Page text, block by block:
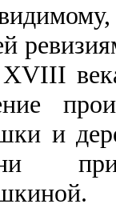
и